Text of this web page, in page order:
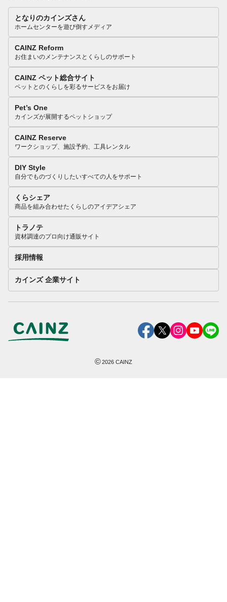
となりのカインズさん
ホームセンターを遊び倒すメディア
CAINZ Reform
お住まいのメンテナンスとくらしのサポート
CAINZ ペット総合サイト
ペットとのくらしを彩るサービスをお届け
Pet’s One
カインズが展開するペットショップ
CAINZ Reserve
ワークショップ、施設予約、工具レンタル
DIY Style
自分でものづくりしたいすべての人をサポート
くらシェア
商品を組み合わせたくらしのアイデアシェア
トラノテ
資材調達のプロ向け通販サイト
採用情報
カインズ 企業サイト
©2026 CAINZ